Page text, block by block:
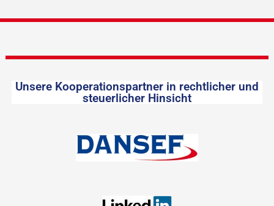
Unsere Kooperationspartner in rechtlicher und
steuerlicher Hinsicht